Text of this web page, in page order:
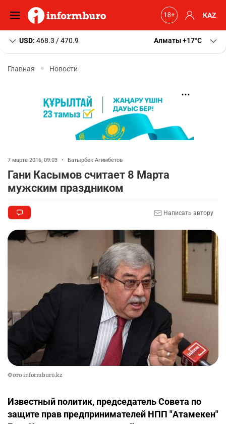
KAZ
USD: 468.3 / 470.9 Алматы+17 C
Главная Новости
7 марта 2016, 09:03 • Батырбек Агимбетов
Гани Касымов считает 8 Марта
мужским праздником
Написать автору
Фото informburo.kz
Известный политик, председатель Совета по
защите прав предпринимателей НПП "Атамекен"